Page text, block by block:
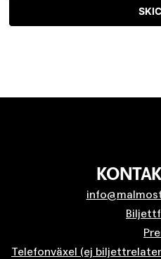
Telefonväxel (ej